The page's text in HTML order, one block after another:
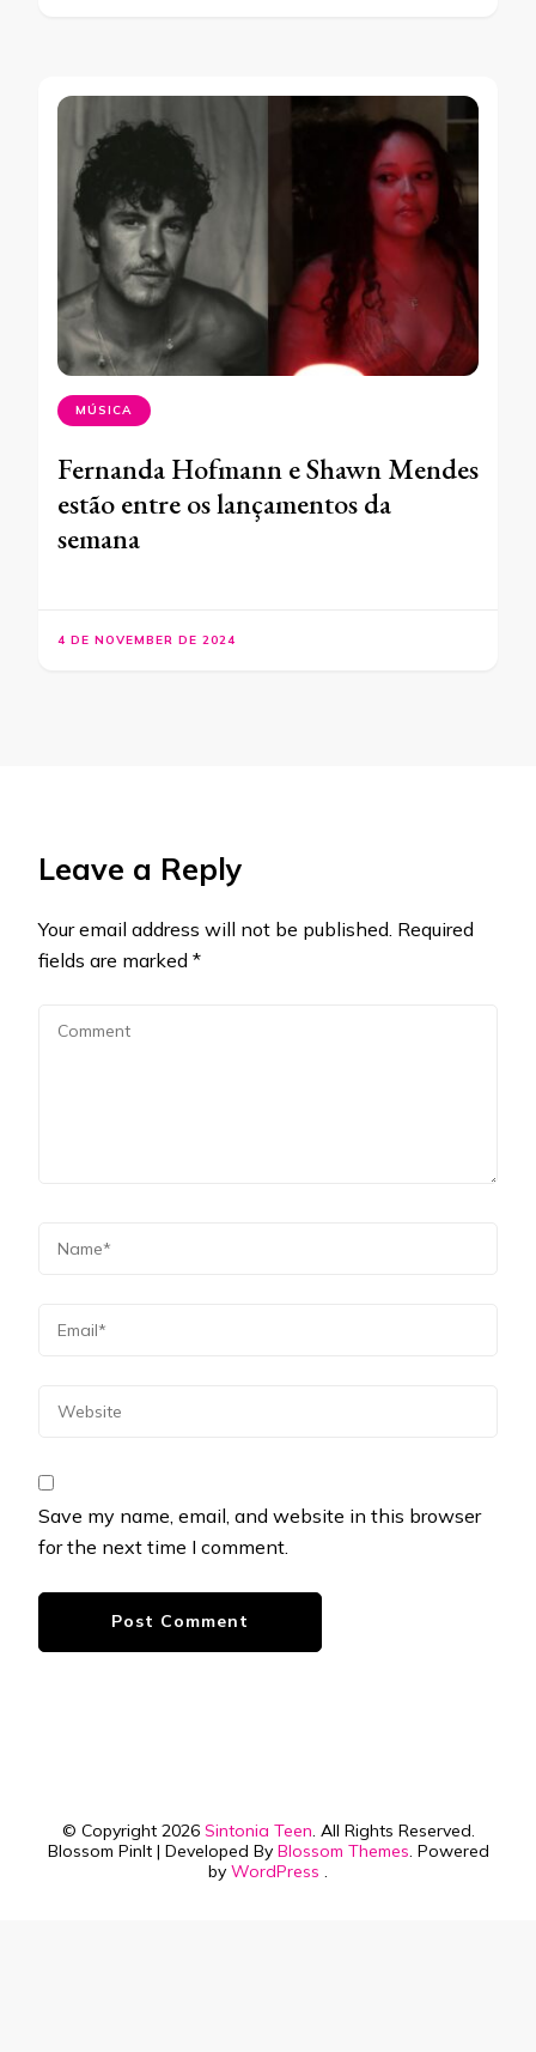
MÚSICA
Fernanda Hofmann e Shawn Mendes
estão entre os lançamentos da
semana
4 DE NOVEMBER DE 2024
Leave a Reply
Your email address will not be published. Required
fields are marked *
Save my name, email, and website in this browser
for the next time I comment.
© Copyright 2026 Sintonia Teen. All Rights Reserved.
Blossom PinIt | Developed By Blossom Themes. Powered
by WordPress .